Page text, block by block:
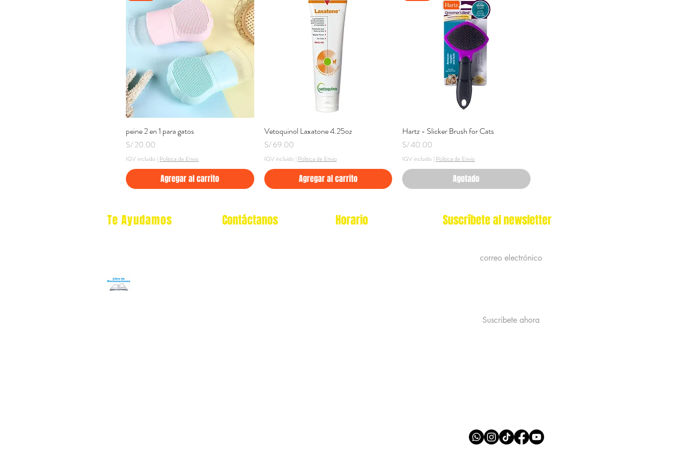
Vista rápida
peine 2 en 1 para gatos
Precio
S/ 20.00
IGV incluido | Politica de Envio
Agregar al carrito
Vista rápida
Vetoquinol Laxatone 4.25oz
Precio
S/ 69.00
IGV incluido| Politica de Envio
Agregar al carrito
Vista rápida
Hartz - Slicker Brush for Cats
Precio
S/ 40.00
IGV incluido | Politica de Envio
Agotado
Te Ayudamos Contáctanos Horario Suscríbete al newsletter
​
Suscribete ahora